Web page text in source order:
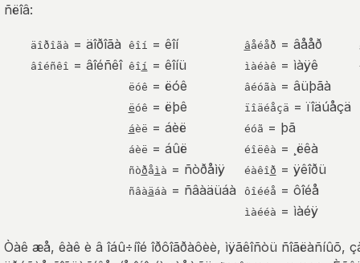
ñëîâ:
äîðîãà = äîðîãà
âîéñêî = âîéñêî
êîí = êîí
êîí = êîíü
ëóê = ëóê
ëóê = ëþê
áèë = áèë
áèë = áûë
ñòðåìà = ñòðåìÿ
ñâàäáà = ñâàäüáà
âåéåð = âååð
ìàéàê = ìàÿê
âéóãà = âüþãà
ïîäéåçä = ïîäúåçä
éóã = þã
éîëêà = ¸ëêà
éàêîð = ÿêîðü
ôîééå = ôîéå
ìàééà = ìàéÿ
Òàê æå, êàê è â îáû÷íîé îðôîãðàôèè, ìÿãêîñòü ñîãëàñíûõ,